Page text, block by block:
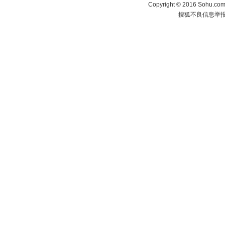
Copyright©2016
搜狐不良信息举